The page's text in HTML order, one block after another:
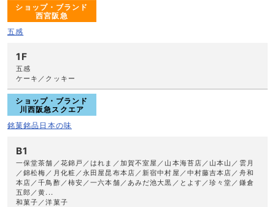
ショップ・ブランド
西宮阪急
五感
1F
五感
ケーキ／クッキー
ショップ・ブランド
川西阪急スクエア
銘菓銘品日本の味
B1
一保堂茶舗／花錦戸／はれま／加賀不室屋／山本海苔店／山本山／雲月
／錦松梅／月化粧／永田屋昆布本店／新宿中村屋／中村藤吉本店／舟和
本店／千鳥酢／柿安／一六本舗／あみだ池大黒／とよす／珍々堂／鎌倉
五郎／黄...
和菓子／洋菓子